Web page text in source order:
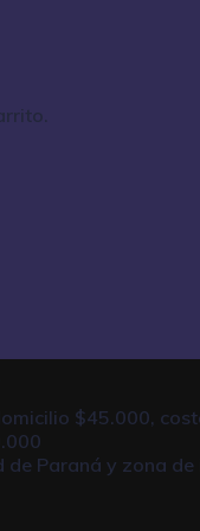
$45.000,
Paraná y zona de